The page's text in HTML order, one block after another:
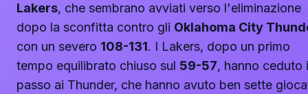
Lakers, che sembrano avviati verso l'eliminazione
dopo la sconfitta contro gli Oklahoma City
con un severo 108-131. I Lakers, dopo un primo
tempo equilibrato chiuso sul 59-57, hanno ceduto
passo ai Thunder, che hanno avuto ben sette